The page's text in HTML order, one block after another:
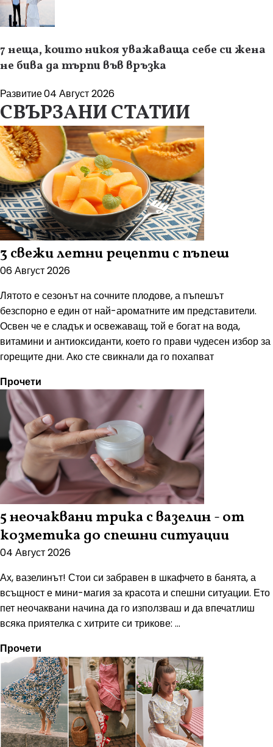
7 неща, които никоя уважаваща себе си жена
не бива да търпи във връзка
Развитие04 Август 2026
СВЪРЗАНИ СТАТИИ
3 свежи летни рецепти с пъпеш
06 Август 2026
Лятото е сезонът на сочните плодове, а пъпешът
безспорно е един от най-ароматните им представители.
Освен че е сладък и освежаващ, той е богат на вода,
витамини и антиоксиданти, което го прави чудесен избор за
горещите дни. Ако сте свикнали да го похапват
Прочети
5 неочаквани трика с вазелин - от
козметика до спешни ситуации
04 Август 2026
Ах, вазелинът! Стои си забравен в шкафчето в банята, а
всъщност е мини-магия за красота и спешни ситуации. Ето
пет неочаквани начина да го използваш и да впечатлиш
всяка приятелка с хитрите си трикове: ...
Прочети